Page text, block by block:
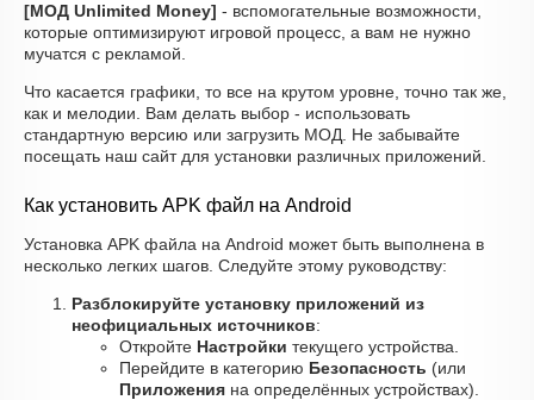
[МОД Unlimited Money] - вспомогательные возможности,
которые оптимизируют игровой процесс, а вам не нужно
мучатся с рекламой.
Что касается графики, то все на крутом уровне, точно так же,
как и мелодии. Вам делать выбор - использовать
стандартную версию или загрузить МОД. Не забывайте
посещать наш сайт для установки различных приложений.
Как установить APK файл на Android
Установка APK файла на Android может быть выполнена в
несколько легких шагов. Следуйте этому руководству:
Разблокируйте установку приложений из
неофициальных источников:
Откройте Настройки текущего устройства.
Перейдите в категорию Безопасность (или
Приложения на определённых устройствах).